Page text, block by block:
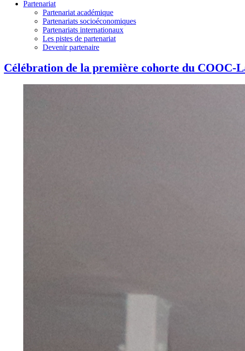
Partenariat
Partenariat académique
Partenariats socioéconomiques
Partenariats internationaux
Les pistes de partenariat
Devenir partenaire
Célébration de la première cohorte du COOC-